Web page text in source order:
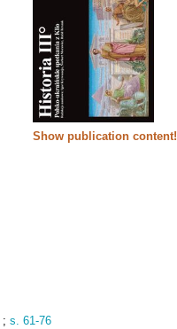
Show publication content!
;s. 61-76